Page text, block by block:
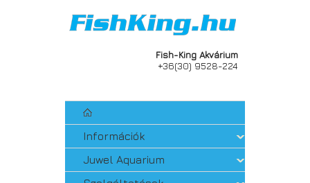
Fish-King Akvárium
+36(30) 9528-224
Információk
Juwel Aquarium